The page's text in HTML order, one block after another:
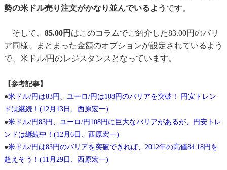
勢の米ドル売り注文がかなり並んでいるよう です。
そして、 85.00円 はこのコラムでご紹介した83.00円のバリ
ア同様、まとまった金額のオプションが設定されているよう
で、米ドル/円のレジスタンスとなっています。
【参考記事】
●米ドル/円は83円、ユーロ/円は108円のバリアを突破！ 円安トレン
ドは継続！(12月13日、西原宏一)
●米ドル/円83円、ユーロ/円108円に巨大なバリアがあるが、円安トレ
ンドは継続中！(12月6日、西原宏一)
●米ドル/円は83円のバリアを突破できれば、2012年の高値84.18円を
超えそう！(11月29日、西原宏一)